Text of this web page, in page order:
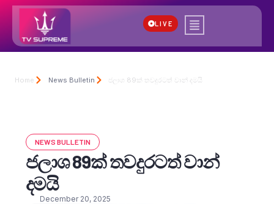
LIVE
Home News Bulletin ජලාශ 89ක් තවදුරටත් වාන් දමයි
NEWS BULLETIN
ජලාශ 89ක් තවදුරටත් වාන්
දමයි
December 20, 2025